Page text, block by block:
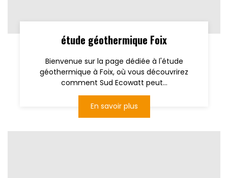
étude géothermique Foix
Bienvenue sur la page dédiée à l'étude
géothermique à Foix, où vous découvrirez
comment Sud Ecowatt peut...
En savoir plus